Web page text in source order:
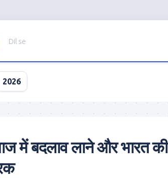
Dil se
2026
में बदलाव लाने और भारत की